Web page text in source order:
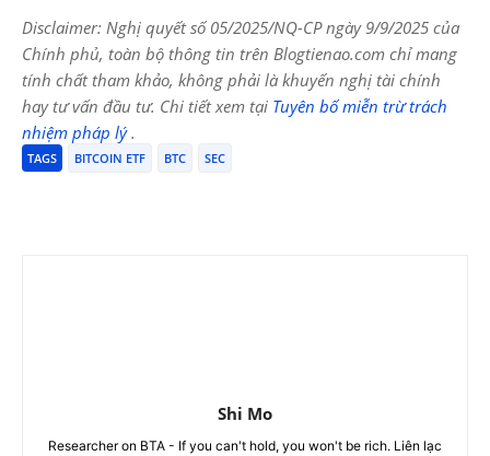
Disclaimer: Nghị quyết số 05/2025/NQ-CP ngày 9/9/2025 của
Chính phủ, toàn bộ thông tin trên Blogtienao.com chỉ mang
tính chất tham khảo, không phải là khuyến nghị tài chính
hay tư vấn đầu tư. Chi tiết xem tại Tuyên bố miễn trừ trách
nhiệm pháp lý.
TAGS BITCOIN ETF BTC SEC
Shi Mo
Researcher on BTA - If you can't hold, you won't be rich. Liên lạc